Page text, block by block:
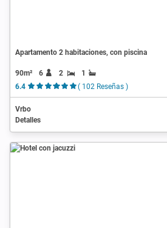
Apartamento 2 habitaciones, con piscina
90m² 6 2
1
6.4
( 102 Reseñas )
Vrbo
Detalles